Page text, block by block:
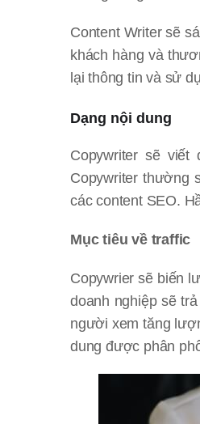
Content Writer sẽ
khách hàng và
lại thông tin và sử
Dạng nội dung
Copywriter sẽ
Copywriter thường
các content SEO.
Mục tiêu về traffic
Copywrier sẽ biến
doanh nghiệp sẽ
người xem tăng
dung được phân